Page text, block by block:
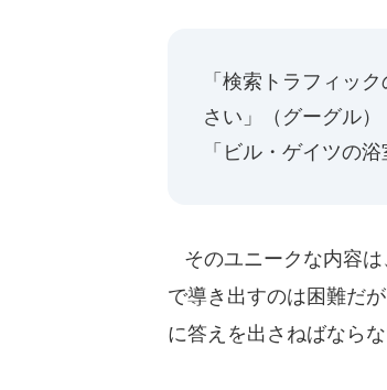
「検索トラフィッ
さい」（グーグル）
「ビル・ゲイツの
そのユニークな内容
で導き出すのは困難だ
に答えを出さねばならな